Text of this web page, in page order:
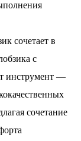
сочетает в
с
инструмент —
сочетание